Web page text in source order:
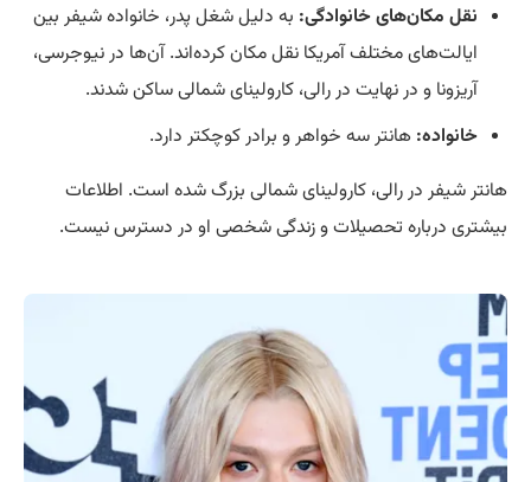
نقل مکان‌های خانوادگی: به دلیل شغل پدر، خانواده شیفر بین
ایالت‌های مختلف آمریکا نقل مکان کرده‌اند. آن‌ها در نیوجرسی،
آریزونا و در نهایت در رالی، کارولینای شمالی ساکن شدند.
خانواده: هانتر سه خواهر و برادر کوچکتر دارد.
هانتر شیفر در رالی، کارولینای شمالی بزرگ شده است. اطلاعات
بیشتری درباره تحصیلات و زندگی شخصی او در دسترس نیست.